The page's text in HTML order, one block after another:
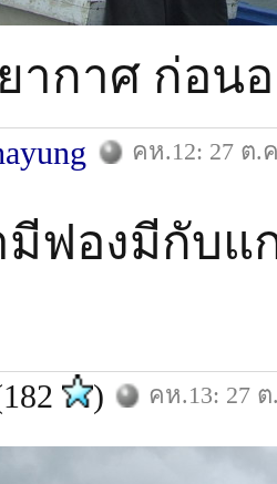
ากาศ ก่อน
คห.12: 27 ต.
มีฟองมีกับ
) คห.13: 27